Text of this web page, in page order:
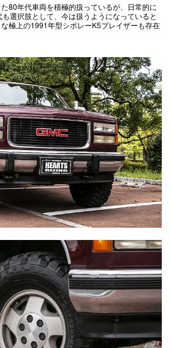
80年代車両を積極的扱っているが、日常的に
選択肢として、今は扱うようになっていると
極上の1991年型シボレーK5ブレイザーも存在